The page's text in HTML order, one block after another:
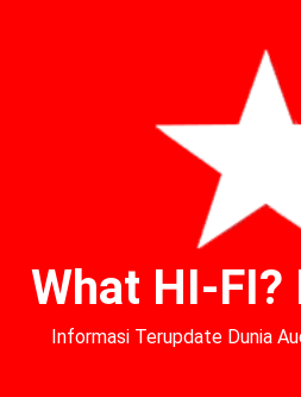
What HI-FI?
Informasi Terupdate Dunia